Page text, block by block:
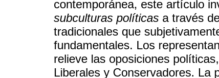
contemporánea, este artículo
subculturas políticas a través
tradicionales que
fundamentales. Los
relieve las oposiciones
Liberales y Conservadores. La